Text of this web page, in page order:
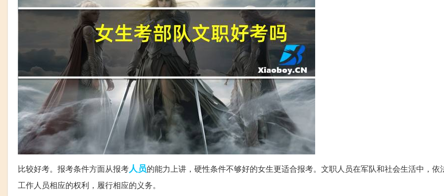
比较好考。报考条件方面从报考人员的能力上讲，硬性条件不够好的女生更适合报考。文职人员在军队和社会生活中，依
工作人员相应的权利，履行相应的义务。